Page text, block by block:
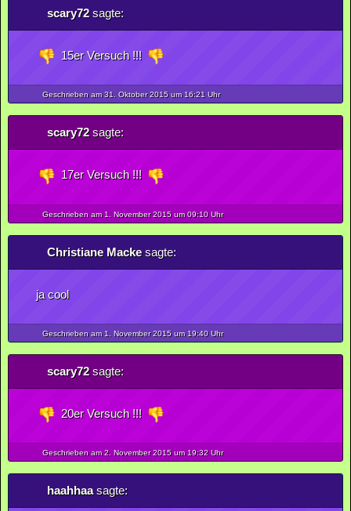
scary72sagte:
15er Versuch !!!
Geschrieben am 31. Oktober2015um 16:21 Uhr
scary72sagte:
17er Versuch !!!
Geschrieben am 1. November2015um 09:10 Uhr
Christiane Mackesagte:
ja cool
Geschrieben am 1. November2015um 19:40 Uhr
scary72sagte:
20er Versuch !!!
Geschrieben am 2. November2015um 19:32 Uhr
haahhaasagte: